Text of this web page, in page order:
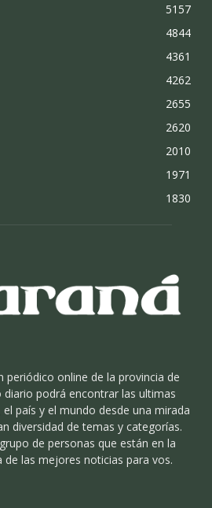
5157
4844
4361
4262
2655
2620
2010
1971
1830
periódico online de la provincia de
diario podrá encontrar las ultimas
país y el mundo desde una mirada
diversidad de temas y categorías.
de personas que están en la
de las mejores noticias para vos.